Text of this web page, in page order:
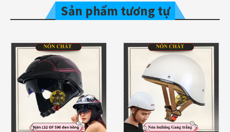
Sản phẩm tương tự